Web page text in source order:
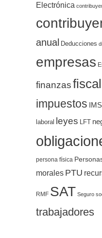
Electrónica
anual Deducciones
empresas
finanzasfiscal
impuestos
laboral leyes LFT
persona física
morales PTU
RMF SAT Seguro
trabajadores